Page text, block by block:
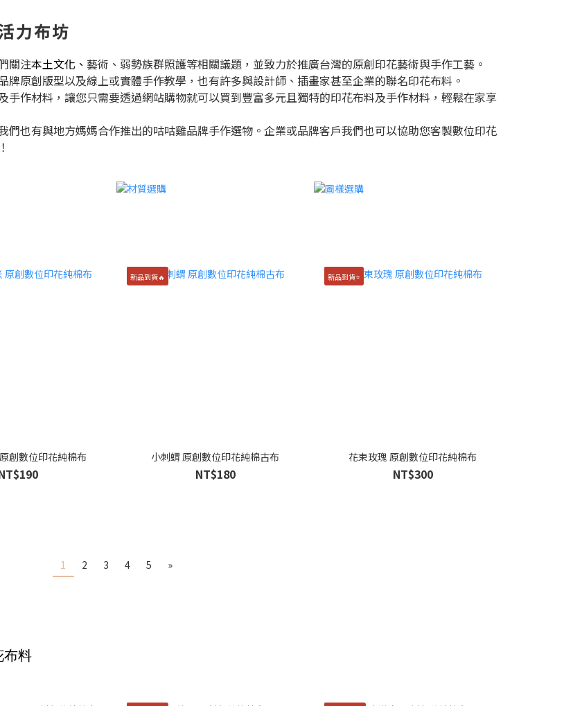
力布坊
關注本土文化、 藝術、弱勢族群照護等相關議題，並致力於推廣台灣的原創印花藝術與手作工藝。
原創版型以及線上或實體手作教學，也有許多與設計師、插畫家甚至企業的聯名印花布料。
作材料，讓您只需要透過網站購物就可以買到豐富多元且獨特的印花布料及手作材料，輕鬆在家享
也有與地方媽媽合作推出的咕咕雞品牌手作選物。企業或品牌客戶我們也可以協助您客製數位印花
創數位印花純棉布
新品到貨🔥
小刺蝟 原創數位印花純棉古布
NT$180
新品到貨⭐️
花束玫瑰 原創數位印花純棉布
NT$300
1 2 3 4 5 »
布料